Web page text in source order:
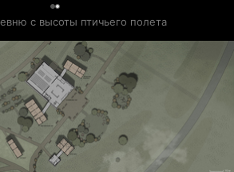
с высоты птичьего полета